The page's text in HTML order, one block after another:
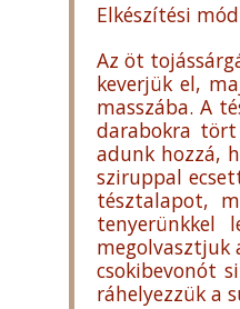
Elkészítési
Az öt
keverjük el,
masszába. A
darabokra tört
adunk hozzá,
sziruppal
tésztalapot,
tenyerünkkel
megolvasztjuk
csokibevonót
ráhelyezzük a